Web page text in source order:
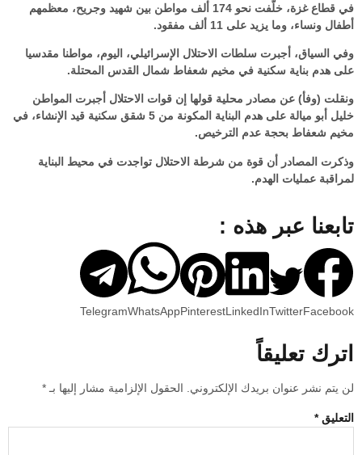
في قطاع غزة، خلّفت نحو 174 ألف مواطن بين شهيد وجريح، معظمهم
أطفال ونساء، وما يزيد على 11 ألف مفقود.
وفي السياق، أجبرت سلطات الاحتلال الإسرائيلي، اليوم، مواطنا مقدسيا
على هدم بناية سكنية في مخيم شعفاط شمال القدس المحتلة.
ونقلت (وفأ) عن مصادر محلية قولها إن قوات الاحتلال أجبرت المواطن
خليل أبو ميالة على هدم البناية المكونة من 5 شقق سكنية قيد الإنشاء، في
مخيم شعفاط بحجة عدم الترخيص.
وذكرت المصادر أن قوة من شرطة الاحتلال تواجدت في محيط البناية
لمراقبة عمليات الهدم.
تابعنا عبر هذه :
Facebook
Twitter
LinkedIn
Pinterest
WhatsApp
Telegram
اترك تعليقاً
لن يتم نشر عنوان بريدك الإلكتروني. الحقول الإلزامية مشار إليها بـ*
التعليق*